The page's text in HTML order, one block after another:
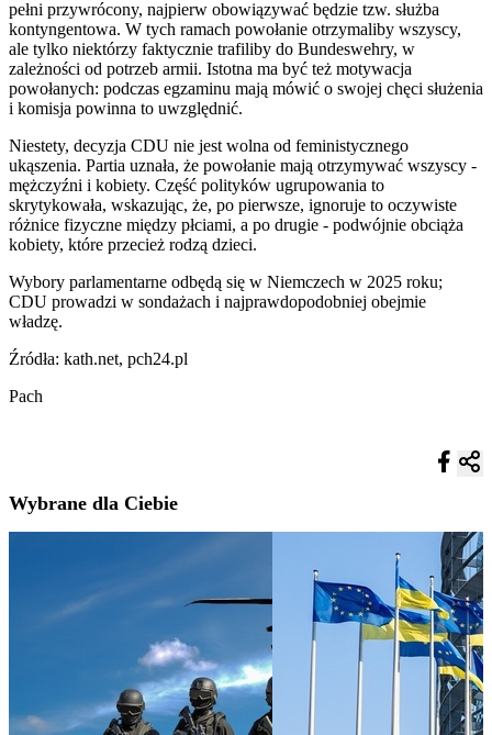
pełni przywrócony, najpierw obowiązywać będzie tzw. służba
kontyngentowa. W tych ramach powołanie otrzymaliby wszyscy,
ale tylko niektórzy faktycznie trafiliby do Bundeswehry, w
zależności od potrzeb armii. Istotna ma być też motywacja
powołanych: podczas egzaminu mają mówić o swojej chęci służenia
i komisja powinna to uwzględnić.
Niestety, decyzja CDU nie jest wolna od feministycznego
ukąszenia. Partia uznała, że powołanie mają otrzymywać wszyscy -
mężczyźni i kobiety. Część polityków ugrupowania to
skrytykowała, wskazując, że, po pierwsze, ignoruje to oczywiste
różnice fizyczne między płciami, a po drugie - podwójnie obciąża
kobiety, które przecież rodzą dzieci.
Wybory parlamentarne odbędą się w Niemczech w 2025 roku;
CDU prowadzi w sondażach i najprawdopodobniej obejmie
władzę.
Źródła: kath.net, pch24.pl
Pach
Wybrane dla Ciebie